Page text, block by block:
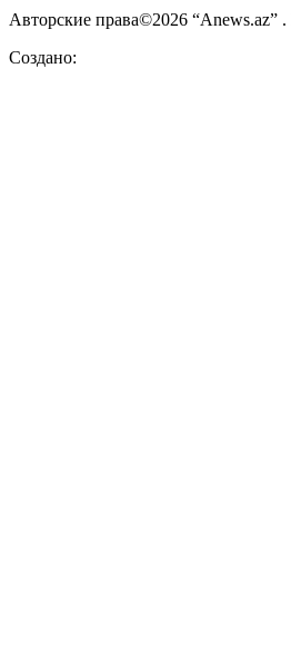
Авторские права©2026 “Anews.az”
Создано: